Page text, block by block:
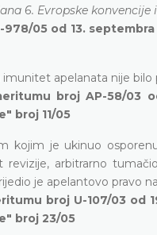
6. Evropske konvencije
05 od 13.
imunitet apelanata nije
broj AP-58/03
broj 11/05
kojim je ukinuo
revizije, arbitrarno
je apelantovo pravo
broj U-107/03 od
broj 23/05